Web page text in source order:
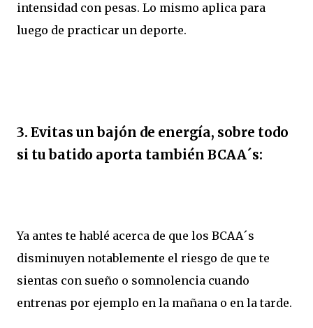
intensidad con pesas. Lo mismo aplica para
luego de practicar un deporte.
3. Evitas un bajón de energía, sobre todo
si tu batido aporta también BCAA´s:
Ya antes te hablé acerca de que los BCAA´s
disminuyen notablemente el riesgo de que te
sientas con sueño o somnolencia cuando
entrenas por ejemplo en la mañana o en la tarde.